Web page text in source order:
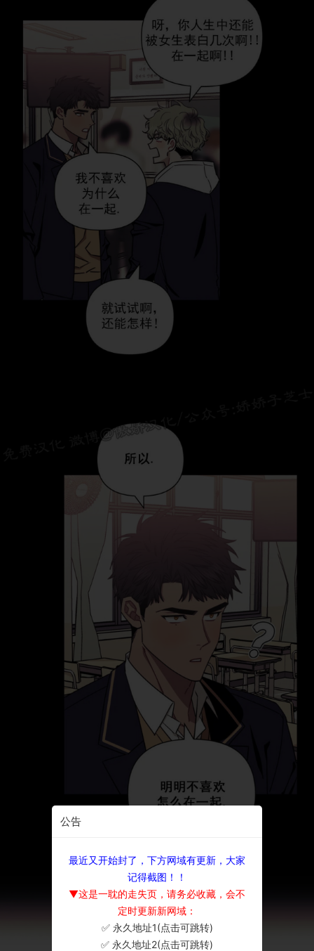
公告
最近又开始封了，下方网域有更新，大家
记得截图！！
▼这是一耽的走失页，请务必收藏，会不
定时更新新网域：
✅ 永久地址1(点击可跳转)
✅ 永久地址2(点击可跳转)